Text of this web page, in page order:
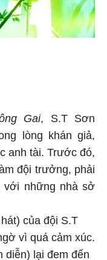
Gai, S.T Sơn
lòng khán giả,
anh tài. Trước đó,
đội trưởng, phải
với những nhà sở
của đội S.T
vì quá cảm xúc.
diễn) lại đem đến